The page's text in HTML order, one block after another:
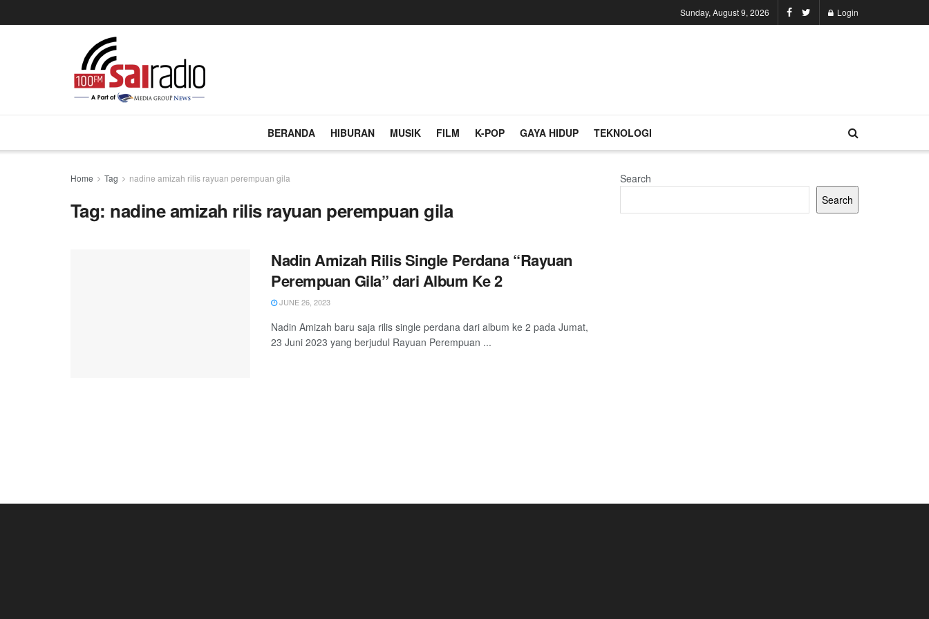
Sunday, August 9, 2026 Login
BERANDA HIBURAN MUSIK FILM K-POP GAYA HIDUP TEKNOLOGI
Home Tag nadine amizah rilis rayuan perempuan gila
Tag: nadine amizah rilis rayuan perempuan gila
Nadin Amizah Rilis Single Perdana “Rayuan
Perempuan Gila” dari Album Ke 2
JUNE 26, 2023
Nadin Amizah baru saja rilis single perdana dari album ke 2 pada Jumat,
23 Juni 2023 yang berjudul Rayuan Perempuan ...
Search
Search